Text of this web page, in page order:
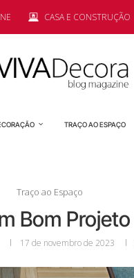
CASA E CONSTRUÇÃO
TRAÇO AO ESPAÇO
Traço ao Espaço
Bom
17 de novembro de 2023